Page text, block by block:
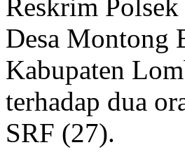
Reskrim
Desa Montong
Kabupaten
terhadap dua
SRF (27).